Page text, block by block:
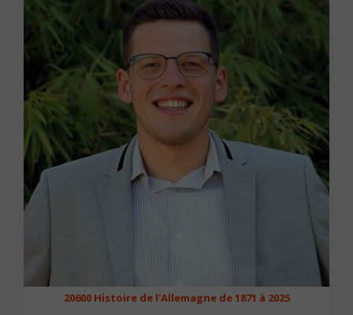
20600 Histoire de l'Allemagne de 1871 à 2025